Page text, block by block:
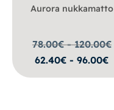
Aurora nukkamatto
78.00€ - 120.00€
62.40€ - 96.00€